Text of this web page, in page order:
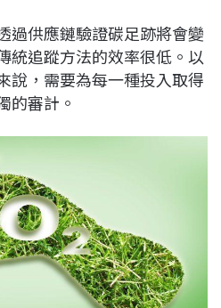
過供應鏈驗證碳足跡將會變
統追蹤方法的效率很低。以
說，需要為每一種投入取得
的審計。